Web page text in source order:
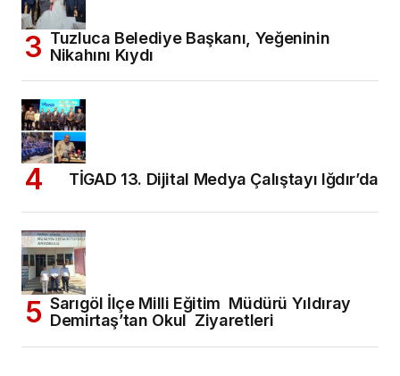
Tuzluca Belediye Başkanı, Yeğeninin
Nikahını Kıydı
TİGAD 13. Dijital Medya Çalıştayı Iğdır’da
Sarıgöl İlçe Milli Eğitim Müdürü Yıldıray
Demirtaş’tan Okul Ziyaretleri